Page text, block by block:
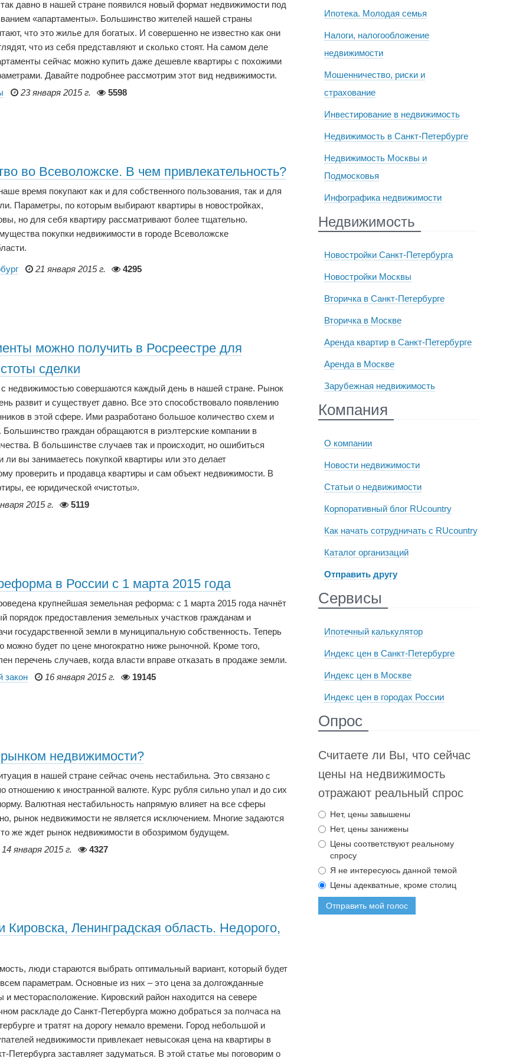
давно в нашей стране появился новый формат недвижимости под
«апартаменты». Большинство жителей нашей страны
что это жилье для богатых. И совершенно не известно как они
что из себя представляют и сколько стоят. На самом деле
сейчас можно купить даже дешевле квартиры с похожими
Давайте подробнее рассмотрим этот вид недвижимости.
23 января 2015 г. 5598
во Всеволожске. В чем привлекательность?
время покупают как и для собственного пользования, так и для
Параметры, по которым выбирают квартиры в новостройках,
но для себя квартиру рассматривают более тщательно.
покупки недвижимости в городе Всеволожске
21 января 2015 г. 4295
можно получить в Росреестре для
сделки
недвижимостью совершаются каждый день в нашей стране. Рынок
развит и существует давно. Все это способствовало появлению
в этой сфере. Ими разработано большое количество схем и
Большинство граждан обращаются в риэлтерские компании в
В большинстве случаев так и происходит, но ошибиться
вы занимаетесь покупкой квартиры или это делает
проверить и продавца квартиры и сам объект недвижимости. В
ее юридической «чистоты».
2015 г.
5119
в России с 1 марта 2015 года
крупнейшая земельная реформа: с 1 марта 2015 года начнёт
порядок предоставления земельных участков гражданам и
государственной земли в муниципальную собственность. Теперь
можно будет по цене многократно ниже рыночной. Кроме того,
перечень случаев, когда власти вправе отказать в продаже земли.
закон
16 января 2015 г. 19145
недвижимости?
в нашей стране сейчас очень нестабильна. Это связано с
отношению к иностранной валюте. Курс рубля сильно упал и до сих
Валютная нестабильность напрямую влияет на все сферы
рынок недвижимости не является исключением. Многие задаются
же ждет рынок недвижимости в обозримом будущем.
14 января 2015 г.
4327
Кировска, Ленинградская область. Недорого,
люди стараются выбрать оптимальный вариант, который будет
параметрам. Основные из них – это цена за долгожданные
и месторасположение. Кировский район находится на севере
раскладе до Санкт-Петербурга можно добраться за полчаса на
и тратят на дорогу немало времени. Город небольшой и
недвижимости привлекает невысокая цена на квартиры в
Петербурга заставляет задуматься. В этой статье мы поговорим о
Ипотека. Молодая семья
Налоги, налогообложение
недвижимости
Мошенничество, риски и
страхование
Инвестирование в недвижимость
Недвижимость в Санкт-Петербурге
Недвижимость Москвы и
Подмосковья
Инфографика недвижимости
Недвижимость
Новостройки Санкт-Петербурга
Новостройки Москвы
Вторичка в Санкт-Петербурге
Вторичка в Москве
Аренда квартир в Санкт-Петербурге
Аренда в Москве
Зарубежная недвижимость
Компания
О компании
Новости недвижимости
Статьи о недвижимости
Корпоративный блог RUcountry
Как начать сотрудничать с RUcountry
Каталог организаций
Отправить другу
Сервисы
Ипотечный калькулятор
Индекс цен в Санкт-Петербурге
Индекс цен в Москве
Индекс цен в городах России
Опрос
Считаете ли Вы, что сейчас
цены на недвижимость
отражают реальный спрос
Нет, цены завышены
Нет, цены занижены
Цены соответствуют реальному
спросу
Я не интересуюсь данной темой
Цены адекватные, кроме столиц
Отправить мой голос